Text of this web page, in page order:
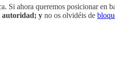
Si ahora queremos posicionar en
autoridad; y no os olvidéis de